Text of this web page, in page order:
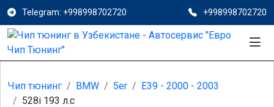
Telegram: +998998702720 +998998702720
Чип тюнинг BMW 5er
E39 - 2000 - 2003
528i 193 л.с